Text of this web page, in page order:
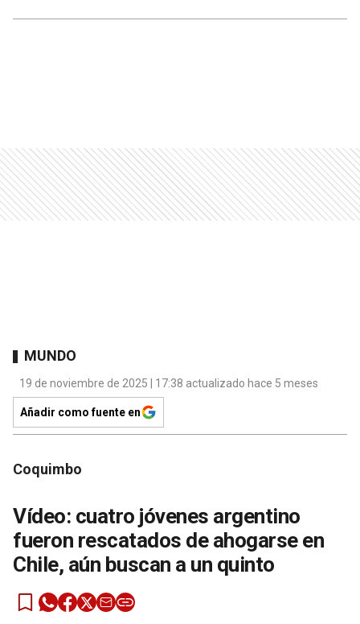
MUNDO
19 de noviembre de 2025 | 17:38 actualizado hace 5 meses
Añadir como fuente en
Coquimbo
Vídeo: cuatro jóvenes argentino
fueron rescatados de ahogarse en
Chile, aún buscan a un quinto